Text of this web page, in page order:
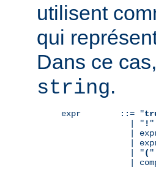
utilisent
qui
Dans ce
string.
expr        ::= "
              | "
! "
|
|
              | "
(
|